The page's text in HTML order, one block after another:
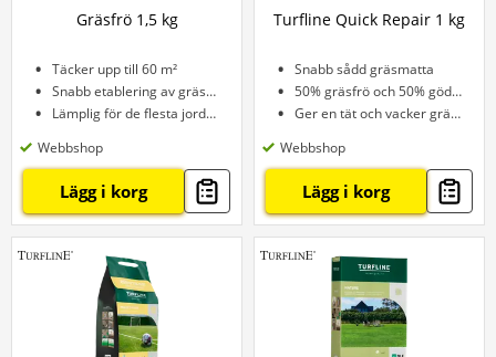
Gräsfrö 1,5 kg
Täcker upp till 60 m²
Snabb etablering av gräsmatta
Lämplig för de flesta jordtyper
Webbshop
Lägg i korg
Turfline Quick Repair 1 kg
Snabb sådd gräsmatta
50% gräsfrö och 50% gödningsmedel
Ger en tät och vacker gräsmatta
Webbshop
Lägg i korg